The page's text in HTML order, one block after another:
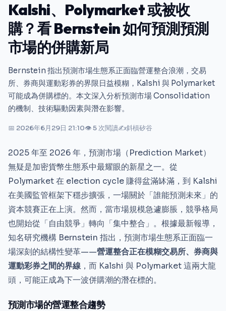
Kalshi、Polymarket 或被收
購？看 Bernstein 如何預測預測
市場的併購新局
Bernstein 指出預測市場生態系正面臨營運整合浪潮，交易
所、券商與運動彩券的界限日益模糊，Kalshi 與 Polymarket
可能成為併購標的。本文深入分析預測市場 Consolidation
的機制、技術驅動因素與潛在影響。
📅 2026年6月29日 21:10👁 5 次閱讀✍斜槓矽谷
2025 年至 2026 年，預測市場（Prediction Market）
無疑是加密貨幣生態系中最耀眼的新星之一。從
Polymarket 在 election cycle 賺得盆滿缽滿，到 Kalshi
在美國監管框架下穩步擴張，一場關於「誰能預測未來」的
資本競賽正在上演。然而，當市場規模急遽膨脹，競爭格局
也開始從「自由競爭」轉向「集中整合」。根據最新報導，
知名研究機構 Bernstein 指出，預測市場生態系正面臨一
場深刻的結構性變革——營運整合正在模糊交易所、券商與
運動彩券之間的界線 ，而 Kalshi 與 Polymarket 這兩大龍
頭，可能正成為下一波併購潮的潛在標的。
預測市場的營運整合趨勢